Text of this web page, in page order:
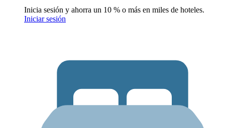
Inicia sesión y ahorra un 10 % o más en miles de hoteles.
Iniciar sesión